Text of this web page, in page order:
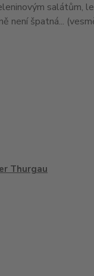
salátům,
není špatná...
Thurgau